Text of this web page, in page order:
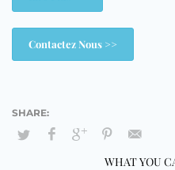
Contactez Nous >>
WHAT YOU